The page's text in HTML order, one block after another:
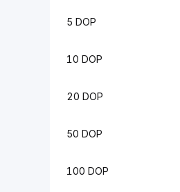
5 DOP
10 DOP
20 DOP
50 DOP
100 DOP